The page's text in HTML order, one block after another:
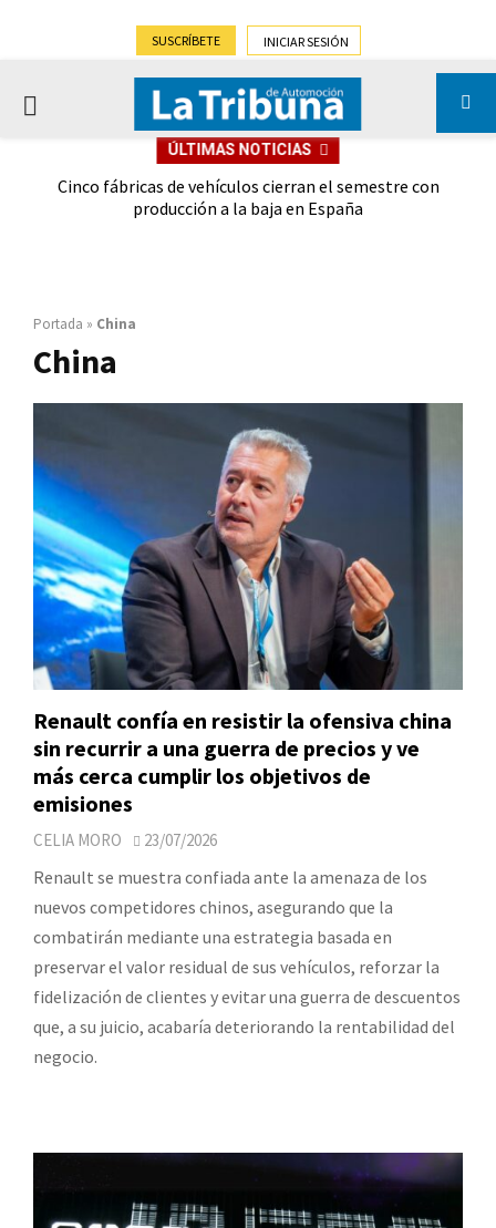
SUSCRÍBETE INICIAR SESIÓN
PRIMARY
ÚLTIMAS NOTICIAS
Cinco fábricas de vehículos cierran el semestre con
producción a la baja en España
Portada » China
China
Renault confía en resistir la ofensiva china
sin recurrir a una guerra de precios y ve
más cerca cumplir los objetivos de
emisiones
CELIA MORO 23/07/2026
Renault se muestra confiada ante la amenaza de los
nuevos competidores chinos, asegurando que la
combatirán mediante una estrategia basada en
preservar el valor residual de sus vehículos, reforzar la
fidelización de clientes y evitar una guerra de descuentos
que, a su juicio, acabaría deteriorando la rentabilidad del
negocio.